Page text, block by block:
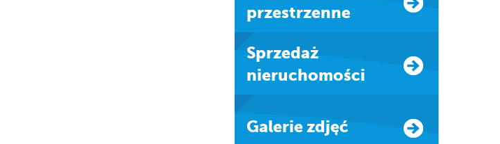
przestrzenne
Sprzedaż
nieruchomości
Galerie zdjęć